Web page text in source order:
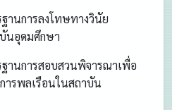
านการลงโทษทางวินัย
นอุดมศึกษา
ฐานการสอบสวนพิจารณาเพื่อ
ารพลเรือนในสถาบัน